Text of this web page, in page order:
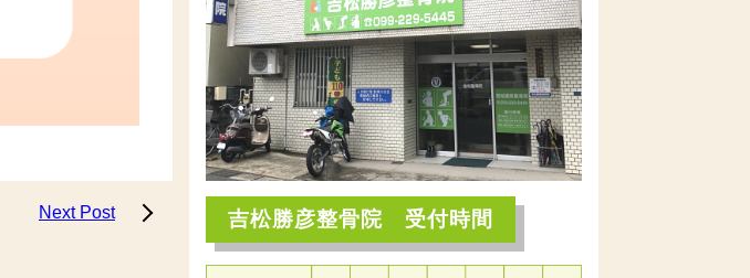
Next Post 吉松勝彦整骨院 受付時間